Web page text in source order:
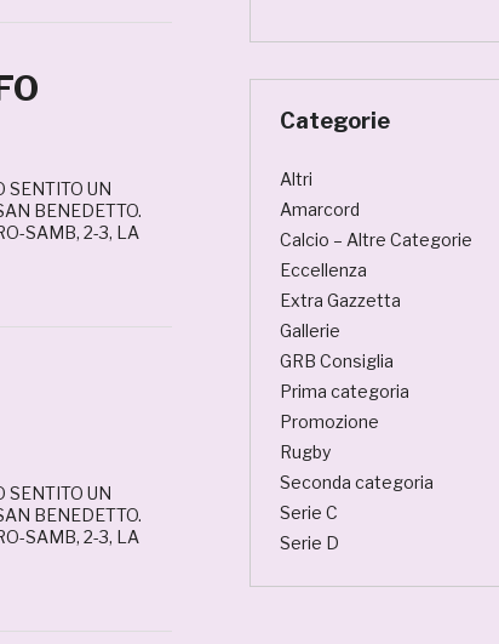
SENTITO UN
BENEDETTO.
SAMB, 2-3, LA
SENTITO UN
BENEDETTO.
SAMB, 2-3, LA
Categorie
Altri
Amarcord
Calcio – Altre Categorie
Eccellenza
Extra Gazzetta
Gallerie
GRB Consiglia
Prima categoria
Promozione
Rugby
Seconda categoria
Serie C
Serie D